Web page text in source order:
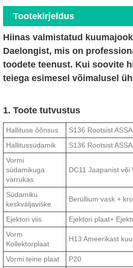
Tootekirjeldus
Hiinas valmistatud
Daelongist, mis on
toodete teenust. Kui soovite
teiega esimesel võimalusel
1. Toote tutvustus
Hallituse õõnsus
S136 Rootsist
Hallitussüdamik
S136 Rootsist
Vormi
südamikuga
varrukas
DC11 Jaapanist või
Südamiku
keskväljaviske
Berüllium vask +
Ejektori viis
Ejektori plaat+
Vorm
Kollektorplaat
H13 Ameerikast
Vormi teine ​​plaat
P20